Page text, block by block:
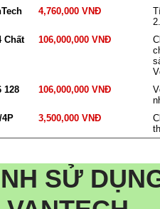
4,760,000 VNĐ
Chất
106,000,000 VNĐ
128
106,000,000 VNĐ
4P
3,500,000 VNĐ
SỬ